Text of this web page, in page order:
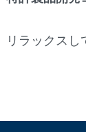
ラックスし